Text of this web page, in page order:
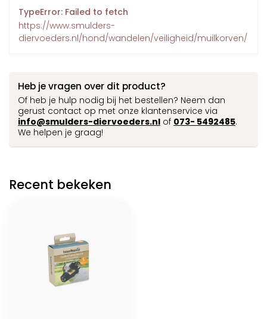
TypeError: Failed to fetch
https://www.smulders-
diervoeders.nl/hond/wandelen/veiligheid/muilkorven/
Heb je vragen over dit product?
Of heb je hulp nodig bij het bestellen? Neem dan
gerust contact op met onze klantenservice via
info@smulders-diervoeders.nl of 073- 5492485.
We helpen je graag!
Recent bekeken